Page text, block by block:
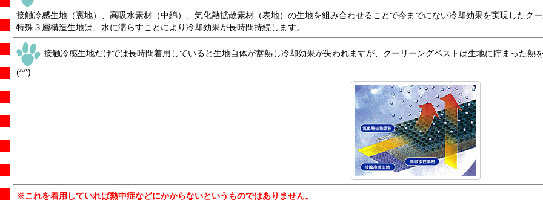
接触冷感生地（裏地）、高吸水素材（中綿）、気化熱拡散素材（表地）の生地を組み合わせることで今までにない冷却効果を実現したク
特殊３層構造生地は、水に濡らすことにより冷却効果が長時間持続します。
接触冷感生地だけでは長時間着用していると生地自体が蓄熱し冷却効果が失われますが、クーリーングベストは生地に貯まった
(^^)
※これを着用していれば熱中症などにかからないというものではありません。